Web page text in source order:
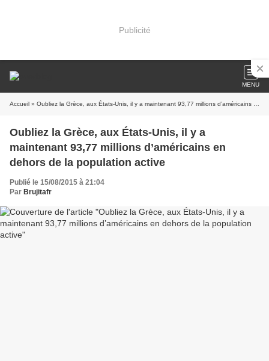
Publicité
MENU
Accueil » Oubliez la Grèce, aux États-Unis, il y a maintenant 93,77 millions d’américains en dehors de la population active
Oubliez la Grèce, aux États-Unis, il y a
maintenant 93,77 millions d’américains en
dehors de la population active
Publié le 15/08/2015 à 21:04
Par Brujitafr